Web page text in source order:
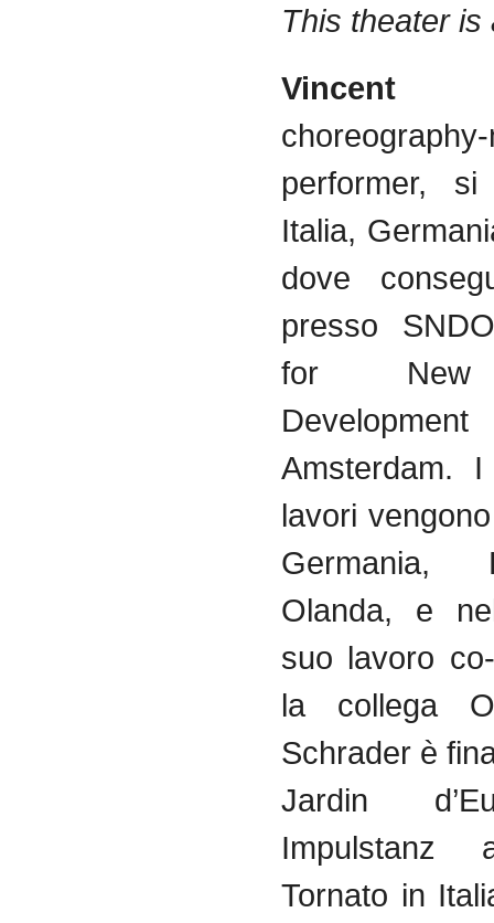
This theater is
Vincent
performer,
Italia,
dove
presso
for New
Amsterdam.
lavori
Germania,
Olanda, e
suo lavoro
la collega
Schrader è
Jardin
Impulstanz
Tornato in